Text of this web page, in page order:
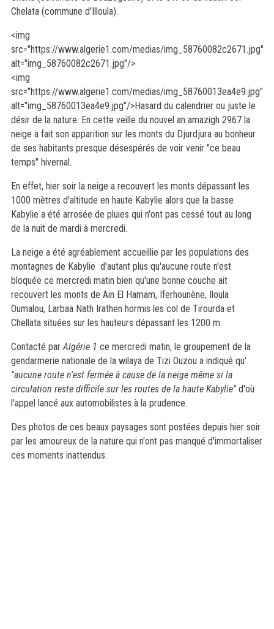
Chelata (commune d'Illoula).
<img
src="https://www.algerie1.com/medias/img_58760082c2671.jpg"
alt="img_58760082c2671.jpg"/>
<img
src="https://www.algerie1.com/medias/img_58760013ea4e9.jpg"
alt="img_58760013ea4e9.jpg"/>Hasard du calendrier ou juste le
désir de la nature. En cette veille du nouvel an amazigh 2967 la
neige a fait son apparition sur les monts du Djurdjura au bonheur
de ses habitants presque désespérés de voir venir "ce beau
temps" hivernal.
En effet, hier soir la neige a recouvert les monts dépassant les
1000 mètres d'altitude en haute Kabylie alors que la basse
Kabylie a été arrosée de pluies qui n'ont pas cessé tout au long
de la nuit de mardi à mercredi.
La neige a été agréablement accueillie par les populations des
montagnes de Kabylie d'autant plus qu'aucune route n'est
bloquée ce mercredi matin bien qu'une bonne couche ait
recouvert les monts de Ain El Hamam, Iferhounène, Iloula
Oumalou, Larbaa Nath Irathen hormis les col de Tirourda et
Chellata situées sur les hauteurs dépassant les 1200 m.
Contacté parAlgérie 1 ce mercredi matin, le groupement de la
gendarmerie nationale de la wilaya de Tizi Ouzou a indiqué qu'
"aucune route n'est fermée à cause de la neige même si la
circulation reste difficile sur les routes de la haute Kabylie"d'où
l'appel lancé aux automobilistes à la prudence.
Des photos de ces beaux paysages sont postées depuis hier soir
par les amoureux de la nature qui n'ont pas manqué d'immortaliser
ces moments inattendus.